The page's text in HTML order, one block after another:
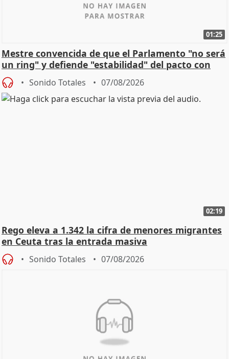
01:25
Mestre convencida de que el Parlamento "no será
un ring" y defiende "estabilidad" del pacto con
Vox
Sonido Totales 07/08/2026
02:19
Rego eleva a 1.342 la cifra de menores migrantes
en Ceuta tras la entrada masiva
Sonido Totales 07/08/2026